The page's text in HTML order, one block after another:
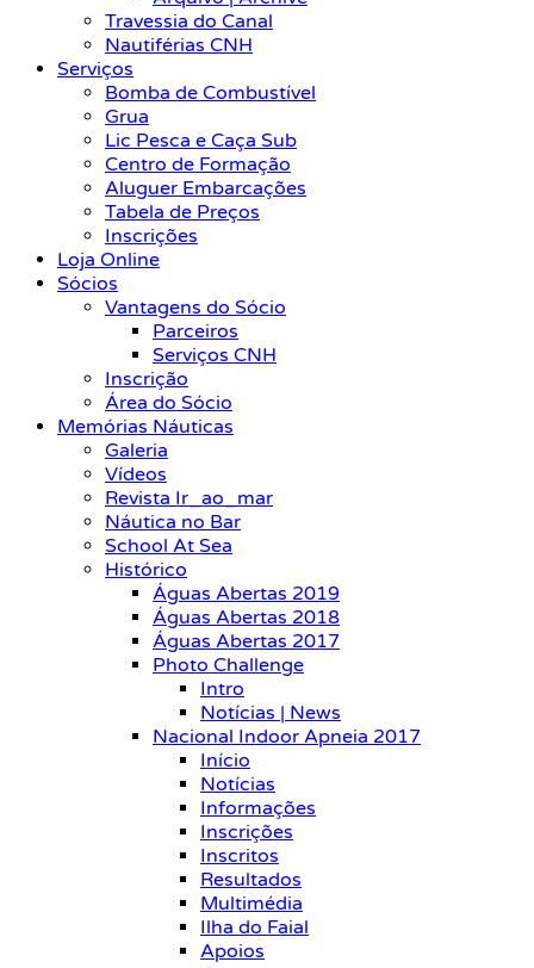
Travessia do Canal
Nautiférias CNH
Serviços
Bomba de Combustível
Grua
Lic Pesca e Caça Sub
Centro de Formação
Aluguer Embarcações
Tabela de Preços
Inscrições
Loja Online
Sócios
Vantagens do Sócio
Parceiros
Serviços CNH
Inscrição
Área do Sócio
Memórias Náuticas
Galeria
Vídeos
Revista Ir_ao_mar
Náutica no Bar
School At Sea
Histórico
Águas Abertas 2019
Águas Abertas 2018
Águas Abertas 2017
Photo Challenge
Intro
Notícias | News
Nacional Indoor Apneia 2017
Início
Notícias
Informações
Inscrições
Inscritos
Resultados
Multimédia
Ilha do Faial
Apoios